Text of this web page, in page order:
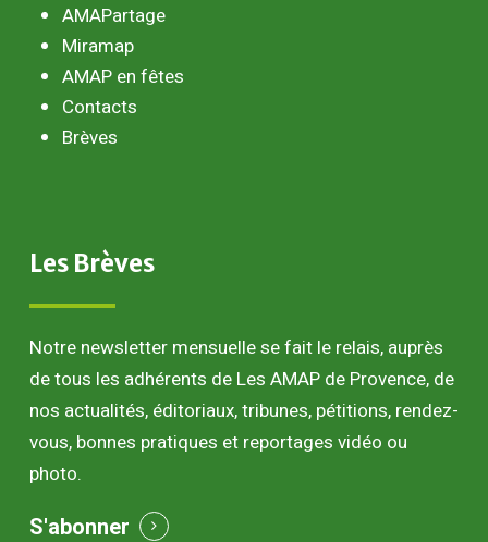
AMAPartage
Miramap
AMAP en fêtes
Contacts
Brèves
Les Brèves
Notre newsletter mensuelle se fait le relais, auprès
de tous les adhérents de Les AMAP de Provence, de
nos actualités, éditoriaux, tribunes, pétitions, rendez-
vous, bonnes pratiques et reportages vidéo ou
photo.
S'abonner